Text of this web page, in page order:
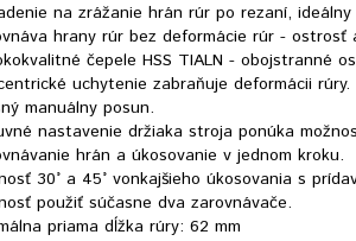
na zrážanie hrán rúr po rezaní,
hrany rúr bez deformácie rúr - ostrosť
čepele HSS TIALN - obojstranné
uchytenie zabraňuje deformácii rúry.
manuálny posun.
nastavenie držiaka stroja ponúka
hrán a úkosovanie v jednom kroku.
30° a 45° vonkajšieho úkosovania s
použiť súčasne dva zarovnávače.
priama dĺžka rúry: 62 mm